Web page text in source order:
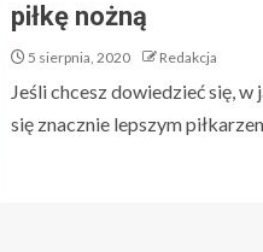
piłkę nożną
5 sierpnia, 2020 Redakcja
Jeśli chcesz dowiedzieć się,
się znacznie lepszym